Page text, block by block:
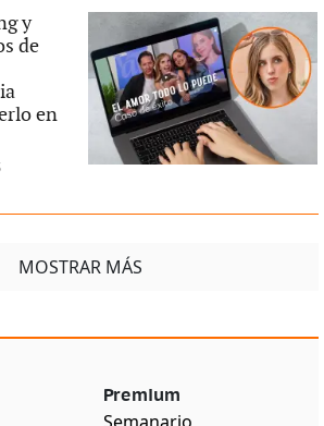
y
de
en
MOSTRAR MÁS
Premium